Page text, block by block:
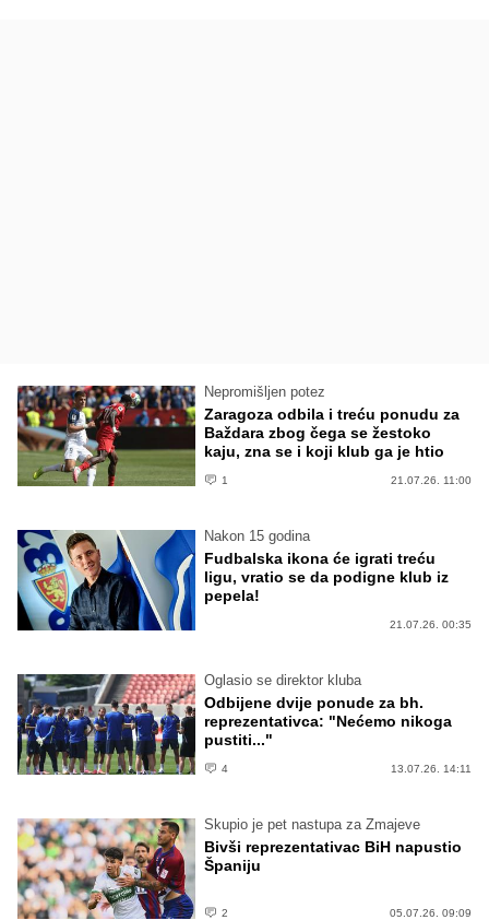
Nepromišljen potez
Zaragoza odbila i treću ponudu za
Baždara zbog čega se žestoko
kaju, zna se i koji klub ga je htio
1 21.07.26. 11:00
Nakon 15 godina
Fudbalska ikona će igrati treću
ligu, vratio se da podigne klub iz
pepela!
21.07.26. 00:35
Oglasio se direktor kluba
Odbijene dvije ponude za bh.
reprezentativca: "Nećemo nikoga
pustiti..."
4 13.07.26. 14:11
Skupio je pet nastupa za Zmajeve
Bivši reprezentativac BiH napustio
Španiju
2 05.07.26. 09:09